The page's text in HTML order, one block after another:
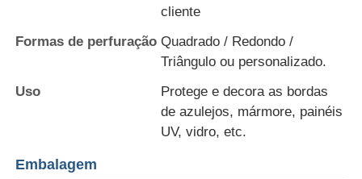
Visita à Fábrica
Controle de qualidade
cliente
Formas de perfuração Quadrado / Redondo /
Triângulo ou personalizado.
Uso
Protege e decora as bordas
de azulejos, mármore, painéis
UV, vidro, etc.
Embalagem